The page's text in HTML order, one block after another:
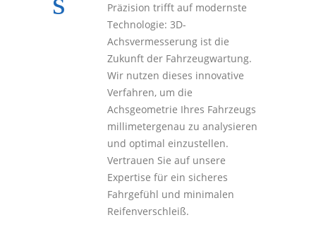
Präzision trifft auf modernste
Technologie: 3D-
Achsvermesserung ist die
Zukunft der Fahrzeugwartung.
Wir nutzen dieses innovative
Verfahren, um die
Achsgeometrie Ihres Fahrzeugs
millimetergenau zu analysieren
und optimal einzustellen.
Vertrauen Sie auf unsere
Expertise für ein sicheres
Fahrgefühl und minimalen
Reifenverschleiß.